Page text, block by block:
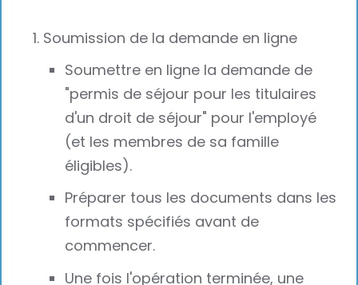
Soumission de la demande en ligne
Soumettre en ligne la demande de
"permis de séjour pour les titulaires
d'un droit de séjour" pour l'employé
(et les membres de sa famille
éligibles).
Préparer tous les documents dans les
formats spécifiés avant de
commencer.
Une fois l'opération terminée, une